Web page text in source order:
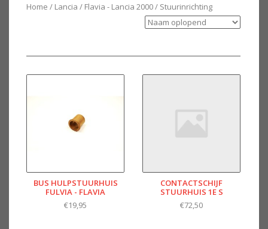
Home / Lancia / Flavia - Lancia 2000/ Stuurinrichting
BUS HULPSTUURHUIS
FULVIA - FLAVIA
€19,95
CONTACTSCHIJF
STUURHUIS 1E S
€72,50